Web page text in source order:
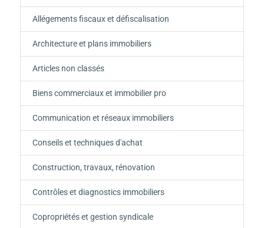
Allégements fiscaux et défiscalisation
Architecture et plans immobiliers
Articles non classés
Biens commerciaux et immobilier pro
Communication et réseaux immobiliers
Conseils et techniques d'achat
Construction, travaux, rénovation
Contrôles et diagnostics immobiliers
Copropriétés et gestion syndicale